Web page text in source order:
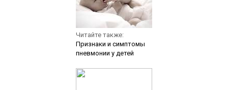
Читайте также:
Признаки и симптомы
пневмонии у детей